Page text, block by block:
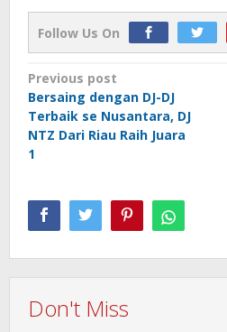
Follow Us On
Post
navigation
Previous post
Bersaing dengan DJ-DJ
Terbaik se Nusantara, DJ
NTZ Dari Riau Raih Juara
1
Don't Miss